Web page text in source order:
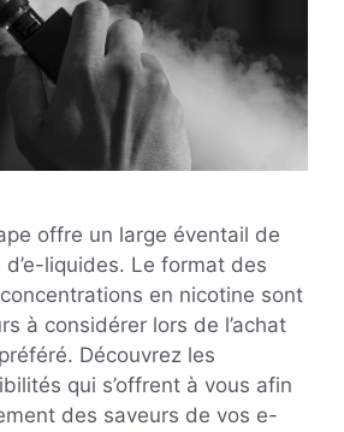
offre un large éventail de
liquides. Le format des
en nicotine sont
à considérer lors de l’achat
Découvrez les
qui s’offrent à vous afin
des saveurs de vos e-